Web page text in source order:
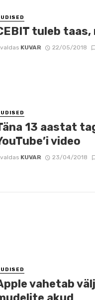
tuleb
KUVAR 22/05/2018
13 aastat
video
KUVAR 23/04/2018
vahetab